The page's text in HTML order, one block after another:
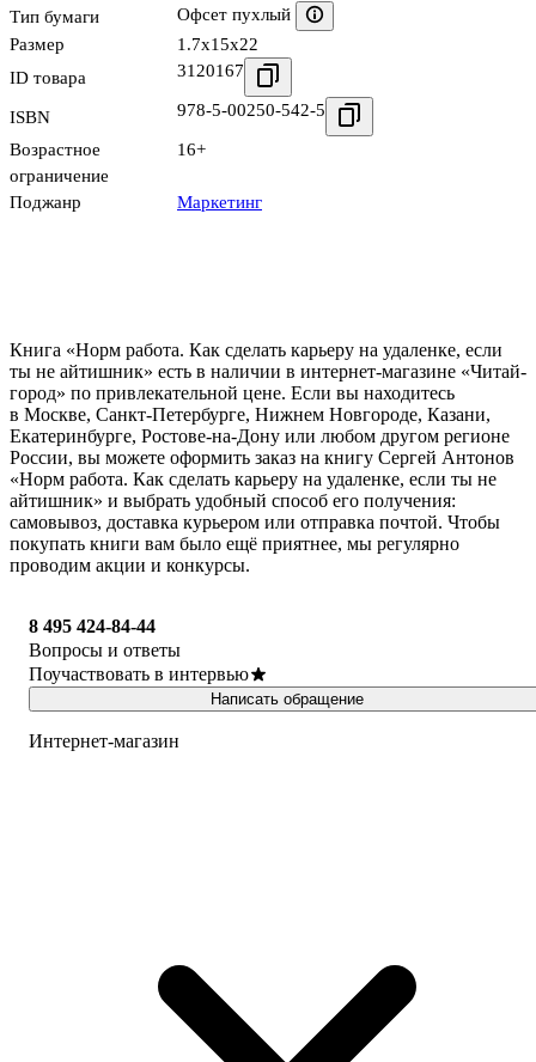
Тип бумаги
Офсет пухлый
Размер
1.7x15x22
ID товара
3120167
ISBN 978-5-00250-542-5
Возрастное
ограничение
16+
Поджанр Маркетинг
Книга «Норм работа. Как сделать карьеру на удаленке, если
ты не айтишник» есть в наличии в интернет-магазине «Читай-
город» по привлекательной цене. Если вы находитесь
в Москве, Санкт-Петербурге, Нижнем Новгороде, Казани,
Екатеринбурге, Ростове-на-Дону или любом другом регионе
России, вы можете оформить заказ на книгу Сергей Антонов
«Норм работа. Как сделать карьеру на удаленке, если ты не
айтишник» и выбрать удобный способ его получения:
самовывоз, доставка курьером или отправка почтой. Чтобы
покупать книги вам было ещё приятнее, мы регулярно
проводим акции и конкурсы.
8 495 424-84-44
Вопросы и ответы
Поучаствовать в интервью
Написать обращение
Интернет-магазин